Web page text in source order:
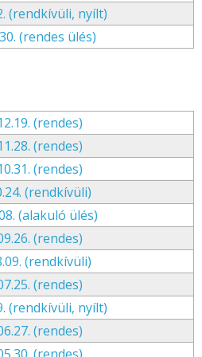
(rendkívüli, nyílt)
(rendes ülés)
(rendes)
(rendes)
(rendes)
(rendkívüli)
(alakuló ülés)
(rendes)
(rendkívüli)
(rendes)
(rendkívüli, nyílt)
(rendes)